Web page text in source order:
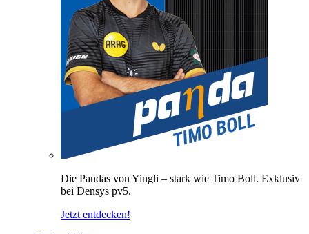
Die Pandas von Yingli – stark wie Timo Boll. Exklusiv
bei Densys pv5.
Jetzt entdecken!